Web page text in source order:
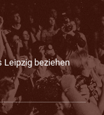
Leipzig beziehen